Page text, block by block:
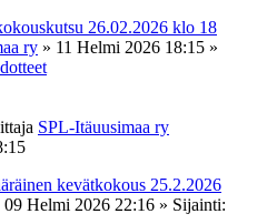
26.02.2026 klo 18
ry » 11 Helmi 2026 18:15 »
SPL-Itäuusimaa ry
kevätkokous 25.2.2026
09 Helmi 2026 22:16 » Sijainti: